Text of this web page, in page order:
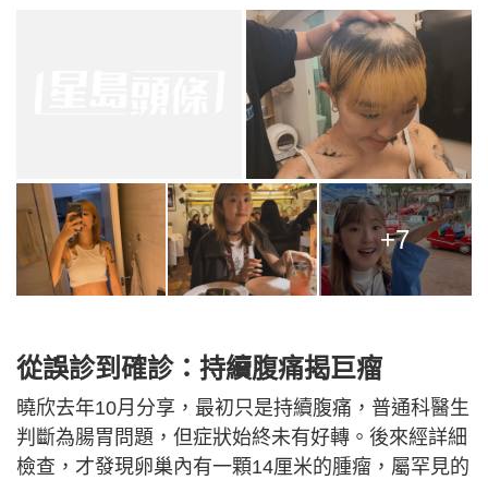
+7
從誤診到確診：持續腹痛揭巨瘤
曉欣去年10月分享，最初只是持續腹痛，普通科醫生
判斷為腸胃問題，但症狀始終未有好轉。後來經詳細
檢查，才發現卵巢內有一顆14厘米的腫瘤，屬罕見的